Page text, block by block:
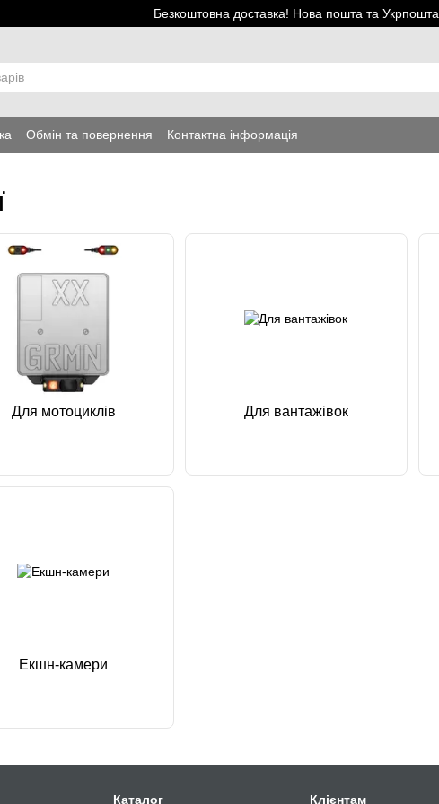
Безкоштовна доставка! Нова пошта та Укрпошта
Обмін та повернення Контактна інформація
Для мотоциклів Для вантажівок
Екшн-камери
Каталог Клієнтам